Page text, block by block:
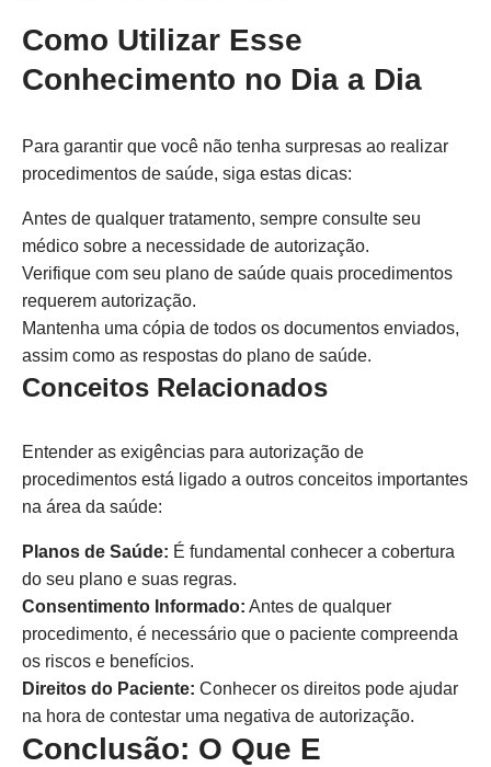
Como Utilizar Esse
Conhecimento no Dia a Dia
Para garantir que você não tenha surpresas ao realizar
procedimentos de saúde, siga estas dicas:
Antes de qualquer tratamento, sempre consulte seu
médico sobre a necessidade de autorização.
Verifique com seu plano de saúde quais procedimentos
requerem autorização.
Mantenha uma cópia de todos os documentos enviados,
assim como as respostas do plano de saúde.
Conceitos Relacionados
Entender as exigências para autorização de
procedimentos está ligado a outros conceitos importantes
na área da saúde:
Planos de Saúde: É fundamental conhecer a cobertura
do seu plano e suas regras.
Consentimento Informado: Antes de qualquer
procedimento, é necessário que o paciente compreenda
os riscos e benefícios.
Direitos do Paciente: Conhecer os direitos pode ajudar
na hora de contestar uma negativa de autorização.
Conclusão: O Que E